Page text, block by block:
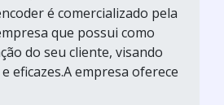
eficazes.A empresa oferece